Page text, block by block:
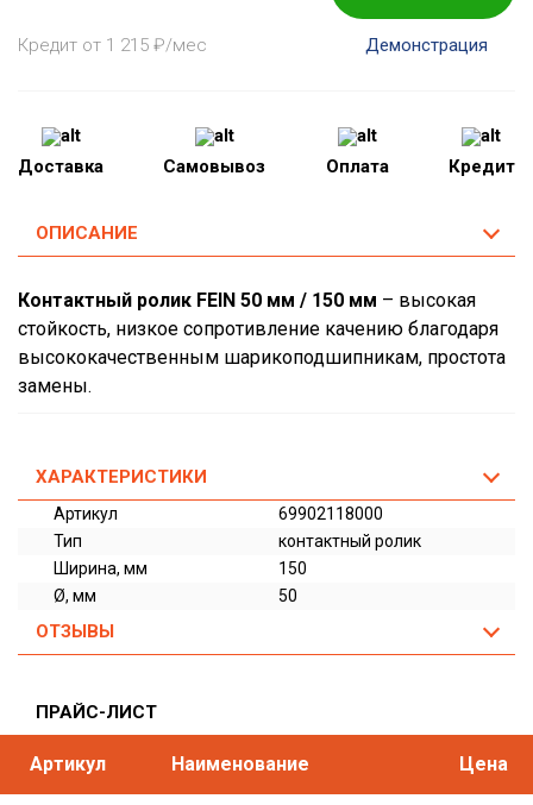
Кредит от 1 215 ₽/мес Демонстрация
Доставка Самовывоз Оплата Кредит
ОПИСАНИЕ
Контактный ролик FEIN 50 мм / 150 мм – высокая
стойкость, низкое сопротивление качению благодаря
высококачественным шарикоподшипникам, простота
замены.
ХАРАКТЕРИСТИКИ
Артикул
69902118000
Тип
контактный ролик
Ширина, мм
150
Ø, мм
50
ОТЗЫВЫ
ПРАЙС-ЛИСТ
Артикул Наименование Цена